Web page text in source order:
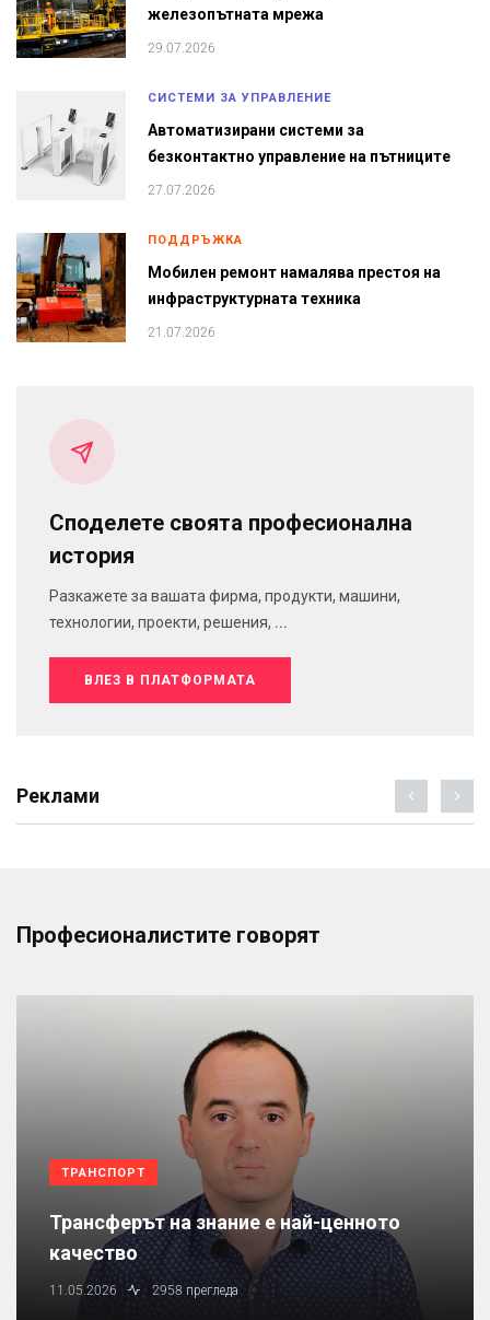
железопътната мрежа
29.07.2026
СИСТЕМИ ЗА УПРАВЛЕНИЕ
Автоматизирани системи за
безконтактно управление на пътниците
27.07.2026
ПОДДРЪЖКА
Мобилен ремонт намалява престоя на
инфраструктурната техника
21.07.2026
Споделете своята професионална
история
Разкажете за вашата фирма, продукти, машини,
технологии, проекти, решения, ...
ВЛЕЗ В ПЛАТФОРМАТА
Реклами
Професионалистите говорят
ТРАНСПОРТ
Трансферът на знание е най-ценното
качество
11.05.2026 2958 прегледа